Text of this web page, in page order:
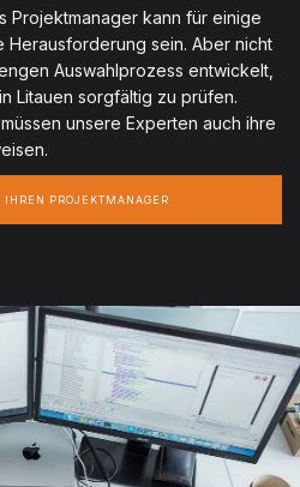
Projektmanager kann für einige
Herausforderung sein. Aber nicht
Auswahlprozess entwickelt,
Litauen sorgfältig zu prüfen.
unsere Experten auch ihre
PROJEKTMANAGER